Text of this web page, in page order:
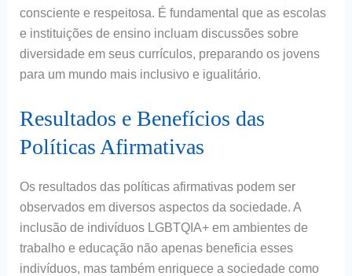
consciente e respeitosa. É fundamental que as escolas
e instituições de ensino incluam discussões sobre
diversidade em seus currículos, preparando os jovens
para um mundo mais inclusivo e igualitário.
Resultados e Benefícios das
Políticas Afirmativas
Os resultados das políticas afirmativas podem ser
observados em diversos aspectos da sociedade. A
inclusão de indivíduos LGBTQIA+ em ambientes de
trabalho e educação não apenas beneficia esses
indivíduos, mas também enriquece a sociedade como